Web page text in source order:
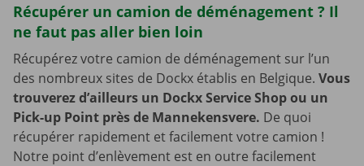
Récupérer un camion de déménagement ? Il
ne faut pas aller bien loin
Récupérez votre camion de déménagement sur l’un
des nombreux sites de Dockx établis en Belgique. Vous
trouverez d’ailleurs un Dockx Service Shop ou un
Pick-up Point près de Mannekensvere. De quoi
récupérer rapidement et facilement votre camion !
Notre point d’enlèvement est en outre facilement